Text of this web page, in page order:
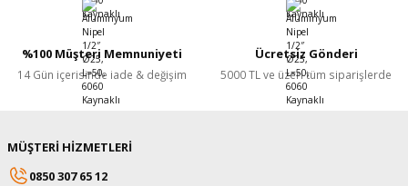
%100 Müşteri Memnuniyeti
14 Gün içerisinde iade & değişim
Ücretsiz Gönderi
5000 TL ve üzeri tüm siparişlerde
MÜŞTERİ HİZMETLERİ
0850 307 65 12